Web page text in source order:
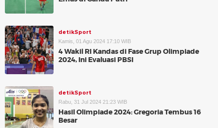
detikSport
Kamis, 01 Agu 2024 17:10 WIB
4 Wakil RI Kandas di Fase Grup Olimpiade
2024, Ini Evaluasi PBSI
detikSport
Rabu, 31 Jul 2024 21:23 WIB
Hasil Olimpiade 2024: Gregoria Tembus 16
Besar